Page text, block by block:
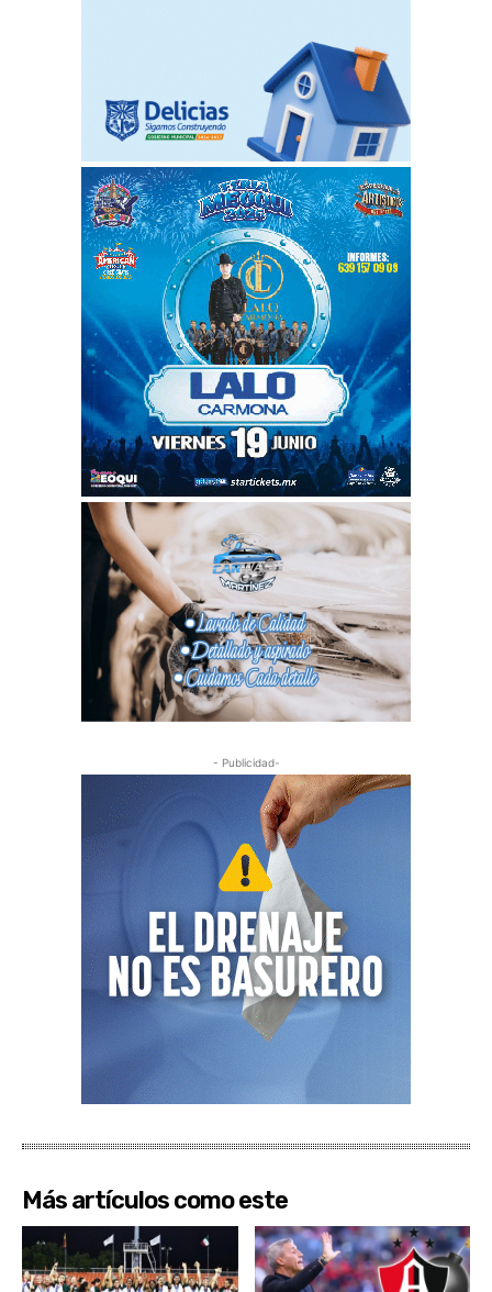
- Publicidad-
Más artículos como este